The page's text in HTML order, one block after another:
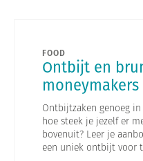
FOOD
Ontbijt en
moneymakers
Ontbijtzaken genoeg
hoe steek je jezelf er
bovenuit? Leer je
een uniek ontbijt voor